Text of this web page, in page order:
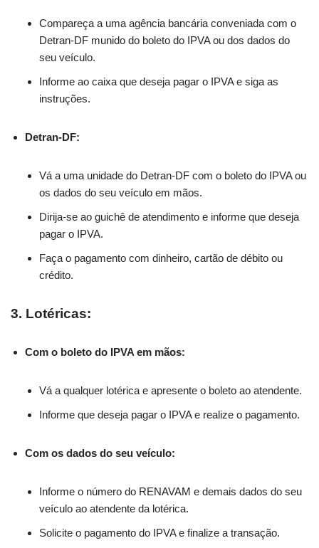
Compareça a uma agência bancária conveniada com o
Detran-DF munido do boleto do IPVA ou dos dados do
seu veículo.
Informe ao caixa que deseja pagar o IPVA e siga as
instruções.
Detran-DF:
Vá a uma unidade do Detran-DF com o boleto do IPVA ou
os dados do seu veículo em mãos.
Dirija-se ao guichê de atendimento e informe que deseja
pagar o IPVA.
Faça o pagamento com dinheiro, cartão de débito ou
crédito.
3. Lotéricas:
Com o boleto do IPVA em mãos:
Vá a qualquer lotérica e apresente o boleto ao atendente.
Informe que deseja pagar o IPVA e realize o pagamento.
Com os dados do seu veículo:
Informe o número do RENAVAM e demais dados do seu
veículo ao atendente da lotérica.
Solicite o pagamento do IPVA e finalize a transação.